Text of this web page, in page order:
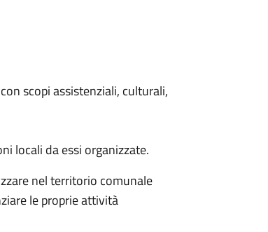
scopi assistenziali, culturali,
locali da essi organizzate.
nel territorio comunale
le proprie attività